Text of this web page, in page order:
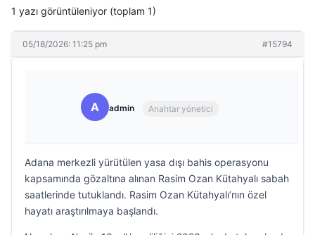
1 yazı görüntüleniyor (toplam 1)
05/18/2026: 11:25 pm #15794
A admin Anahtar yönetici
Adana merkezli yürütülen yasa dışı bahis operasyonu
kapsamında gözaltına alınan Rasim Ozan Kütahyalı sabah
saatlerinde tutuklandı. Rasim Ozan Kütahyalı’nın özel
hayatı araştırılmaya başlandı.